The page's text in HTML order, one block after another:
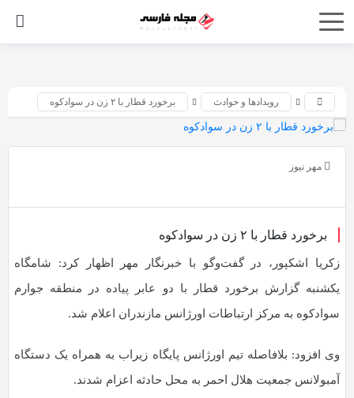
اشتراک
با
استفاده
روش‌های
می‌توانید
را
با
دوستان
به
اشتراک
رویدادها و حوادث برخورد قطار با ۲ زن در سوادکوه
مهر نیوز
برخورد قطار با ۲ زن در سوادکوه
زکریا اشکپور، در گفت‌وگو با خبرنگار مهر اظهار کرد: شامگاه
یکشنبه گزارش برخورد قطار با دو عابر پیاده در منطقه جوارم
سوادکوه به مرکز ارتباطات اورژانس مازندران اعلام شد.
وی افزود: بلافاصله تیم اورژانس پایگاه زیراب به همراه یک دستگاه
آمبولانس جمعیت هلال احمر به محل حادثه اعزام شدند.